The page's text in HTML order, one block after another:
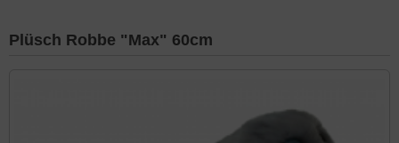
Plüsch Robbe "Max" 60cm